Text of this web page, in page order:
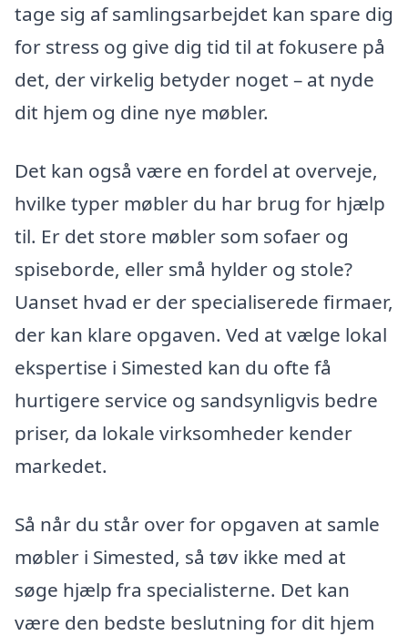
tage sig af samlingsarbejdet kan spare dig
for stress og give dig tid til at fokusere på
det, der virkelig betyder noget – at nyde
dit hjem og dine nye møbler.
Det kan også være en fordel at overveje,
hvilke typer møbler du har brug for hjælp
til. Er det store møbler som sofaer og
spiseborde, eller små hylder og stole?
Uanset hvad er der specialiserede firmaer,
der kan klare opgaven. Ved at vælge lokal
ekspertise i Simested kan du ofte få
hurtigere service og sandsynligvis bedre
priser, da lokale virksomheder kender
markedet.
Så når du står over for opgaven at samle
møbler i Simested, så tøv ikke med at
søge hjælp fra specialisterne. Det kan
være den bedste beslutning for dit hjem